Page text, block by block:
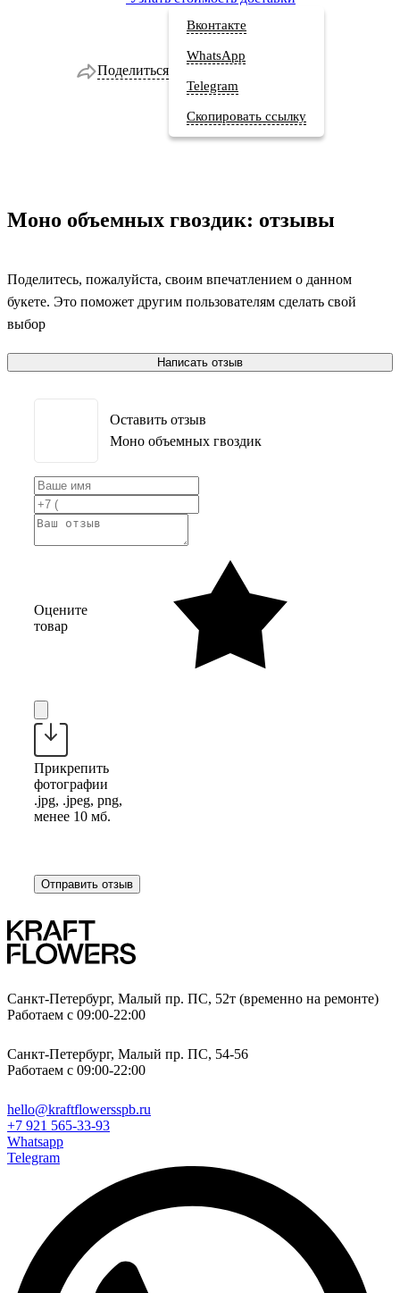
Поделиться
Вконтакте
WhatsApp
Telegram
Скопировать ссылку
Моно объемных гвоздик: отзывы
Поделитесь, пожалуйста, своим впечатлением о данном
букете. Это поможет другим пользователям сделать свой
выбор
Написать отзыв
Оставить отзыв
Моно объемных гвоздик
Оцените
товар
Прикрепить
фотографии
.jpg, .jpeg, png,
менее 10 мб.
Отправить отзыв
Санкт-Петербург, Малый пр. ПС, 52т (временно на ремонте)
Работаем с 09:00-22:00
Санкт-Петербург, Малый пр. ПС, 54-56
Работаем с 09:00-22:00
hello@kraftflowersspb.ru
+7 921 565-33-93
Whatsapp
Telegram